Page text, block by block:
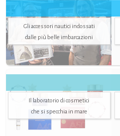
Gli accessori nautici indossati
dalle più belle imbarcazioni
Il laboratorio di cosmetici
che si specchia in mare